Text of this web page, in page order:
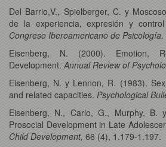
Del Barrio,V., Spielberger, C. y
de la experiencia, expresión y
Congreso Iberoamericano de Psicología.
Eisenberg, N. (2000). Emotion,
Development. Annual Review of
Eisenberg, N. y Lennon, R. (1983).
and related capacities. Psychological
Eisenberg, N., Carlo, G., Murphy, B.
Prosocial Development in Late
Child Development, 66 (4), 1.179-1.197.